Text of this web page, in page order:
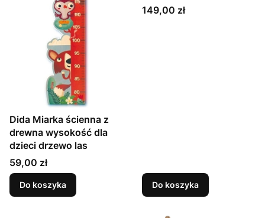
Dida Miarka ścienna z
drewna wysokość dla
dzieci drzewo las
Cena
59,00 zł
Do koszyka
Cena
149,00 zł
Do koszyka